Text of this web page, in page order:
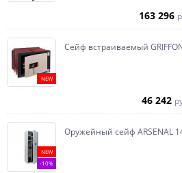
163 296
NEW
Сейф встраиваемый
46 242
NEW
-10%
Оружейный сейф ARSENAL